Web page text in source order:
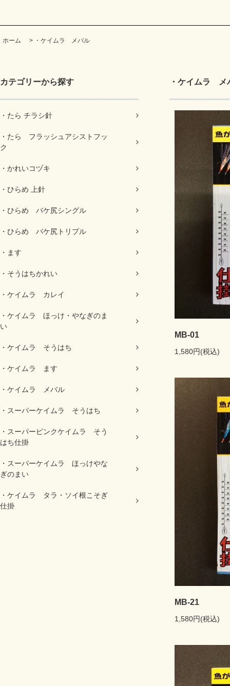
ホーム > ・ケイムラ メバル
カテゴリーから探す
・たら チラシ針
・たら フラッシュアシストフッ
ク
・かれいコヅキ
・ひらめ 上針
・ひらめ バケ尻シングル
・ひらめ バケ尻トリプル
・ます
・そうはちかれい
・ケイムラ カレイ
・ケイムラ ほっけ・やなぎのま
い
・ケイムラ そうはち
・ケイムラ ます
・ケイムラ メバル
・スーパーケイムラ そうはち
・スーパーピンクケイムラ そう
はち仕掛
・スーパーケイムラ ほっけやな
ぎのまい
・ケイムラ タラ・ソイ根こそぎ
仕掛
・ケイムラ メ
MB-01
1,580円(税込)
MB-21
1,580円(税込)